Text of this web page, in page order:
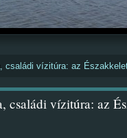
családi vízitúra: az
családi vízitúra: az